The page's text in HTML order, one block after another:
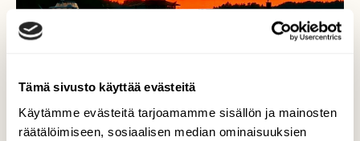
Tämä sivusto käyttää evästeitä
Käytämme evästeitä tarjoamamme sisällön ja mainosten
räätälöimiseen, sosiaalisen median ominaisuuksien